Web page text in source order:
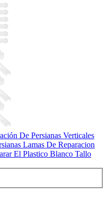
De Persianas Verticales
Lamas De Reparacion
El Plastico Blanco Tallo